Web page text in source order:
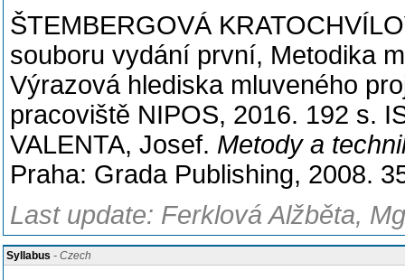
ŠTEMBERGOVÁ
souboru vydání první, Metodika
Výrazová hlediska mluveného
pracoviště NIPOS, 2016. 192 s.
VALENTA, Josef. Metody a
Praha: Grada Publishing, 2008.
Last update: Ferklová Alžběta,
Syllabus - Czech